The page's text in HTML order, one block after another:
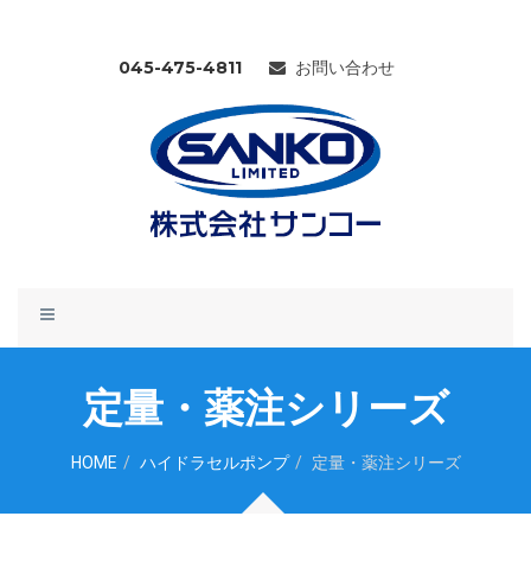
045-475-4811 お問い合わせ
Toggle
navigation
定量・薬注シリーズ
HOME ハイドラセルポンプ 定量・薬注シリーズ